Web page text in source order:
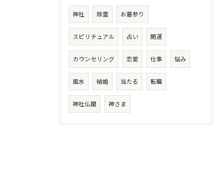
神社 除霊 お墓参り
スピリチュアル 占い 開運
カウンセリング 恋愛 仕事 悩み
風水 結婚 当たる 転職
神社仏閣 神さま